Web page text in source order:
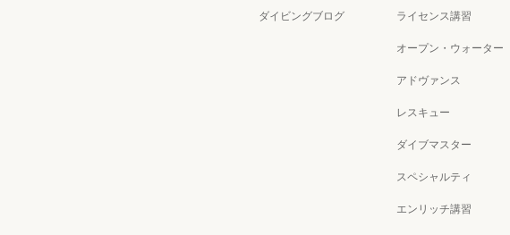
ダイビングブログ ライセンス講習
オープン・ウォーター
アドヴァンス
レスキュー
ダイブマスター
スペシャルティ
エンリッチ講習